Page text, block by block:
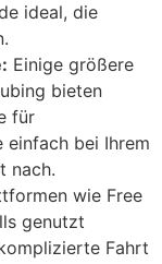
ideal, die
Einige größere
bieten
für
einfach bei Ihrem
nach.
wie Free
genutzt
Fahrt